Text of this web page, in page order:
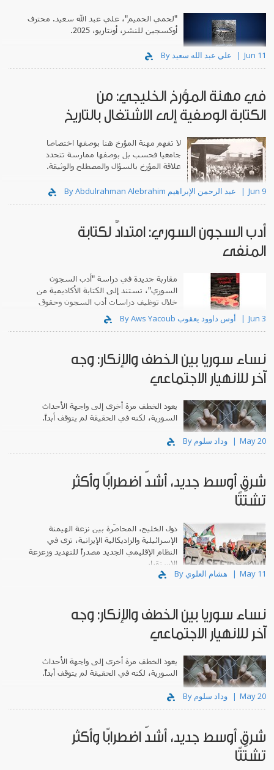
"لحمي الحميم"، علي عبد الله سعيد. محترف
أوكسجين للنشر، أونتاريو، 2025.
Jun 11
في مهنة المؤرخ الخليجي: من
الكتابة الوصفية إلى الاشتغال بالتاريخ
لا تفهم مهنة المؤرخ هنا بوصفها اختصاصا
جامعيا فحسب بل بوصفها ممارسة تتحدد
علاقة المؤرخ بالسؤال والمصطلح والوثيقة.
Jun 9
أدب السجون السوري: امتدادٌ لكتابة
المنفى
مقاربة جديدة في دراسة "أدب السجون
السوري"، تستند إلى الكتابة الأكاديمية من
خلال توظيف دراسات أدب السجون وحقوق
الإنسان.
Jun 3
نساء سوريا بين الخطف والإنكار: وجه
آخر للانهيار الاجتماعي
يعود الخطف مرة أخرى إلى واجهة الأحداث
السورية، لكنه في الحقيقة لم يتوقف أبداً.
May 20
شرق أوسط جديد، أشدّ اضطرابًا وأكثر
تشتّتًا
دول الخليج، المحاصَرة بين نزعة الهيمنة
الإسرائيلية والراديكالية الإيرانية، ترى في
النظام الإقليمي الجديد مصدراً للتهديد وزعزعة
الاستقرار.
May 11
نساء سوريا بين الخطف والإنكار: وجه
آخر للانهيار الاجتماعي
يعود الخطف مرة أخرى إلى واجهة الأحداث
السورية، لكنه في الحقيقة لم يتوقف أبداً.
May 20
شرق أوسط جديد، أشدّ اضطرابًا وأكثر
تشتّتًا